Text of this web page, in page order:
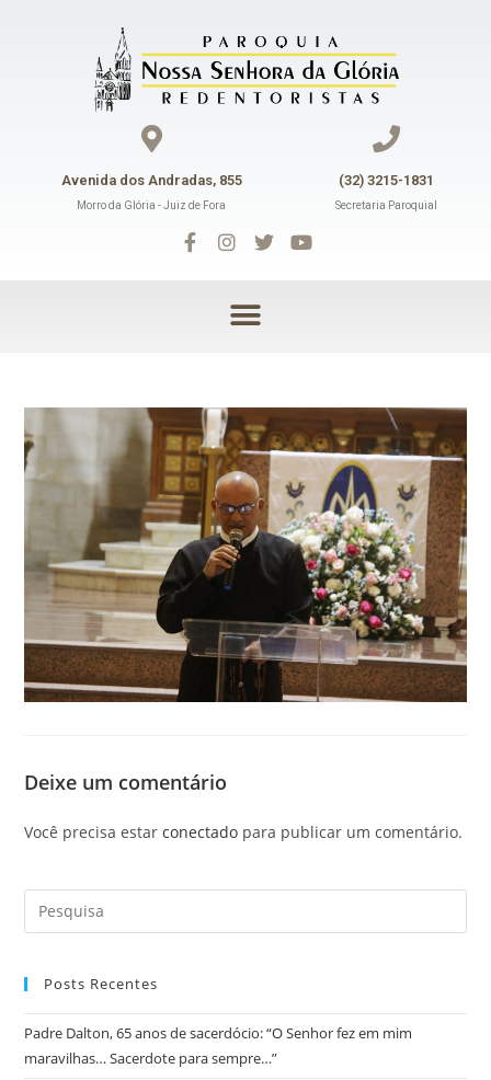
Avenida dos Andradas, 855
Morro da Glória - Juiz de Fora
(32) 3215-1831
Secretaria Paroquial
Deixe um comentário
Você precisa estarconectado para publicar um comentário.
Posts Recentes
Padre Dalton, 65 anos de sacerdócio: “O Senhor fez em mim
maravilhas… Sacerdote para sempre…”